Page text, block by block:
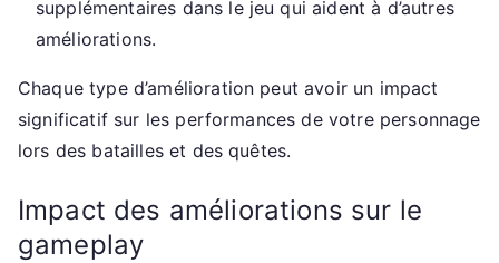
supplémentaires dans le jeu qui aident à d’autres
améliorations.
Chaque type d’amélioration peut avoir un impact
significatif sur les performances de votre personnage
lors des batailles et des quêtes.
Impact des améliorations sur le
gameplay